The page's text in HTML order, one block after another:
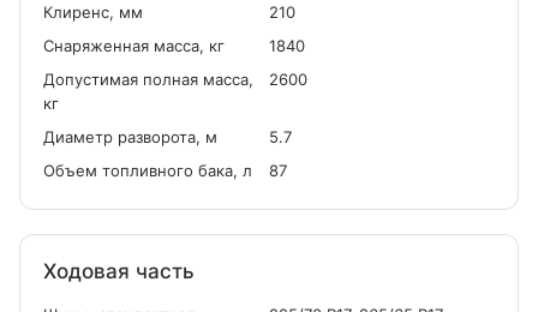
Клиренс, мм
210
Снаряженная масса, кг
1840
Допустимая полная масса,
кг
2600
Диаметр разворота, м
5.7
Объем топливного бака, л
87
Ходовая часть